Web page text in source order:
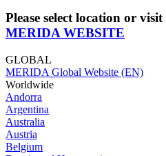
Please select location or visit
MERIDA WEBSITE
GLOBAL
MERIDA Global Website (EN)
Worldwide
Andorra
Argentina
Australia
Austria
Belgium